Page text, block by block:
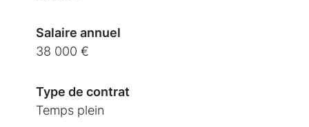
Salaire annuel
38 000 €
Type de contrat
Temps plein